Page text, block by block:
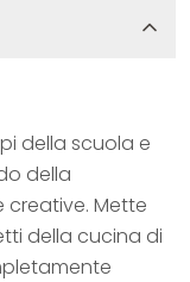
della scuola e
della
Mette
della cucina di